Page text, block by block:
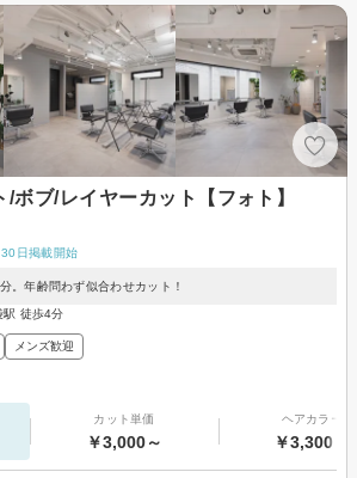
ボブ/レイヤーカット【フォト】
日掲載開始
。年齢問わず似合わせカット！
駅 徒歩4分
メンズ歓迎
カット単価
￥3,000～
ヘアカラー
￥3,300～